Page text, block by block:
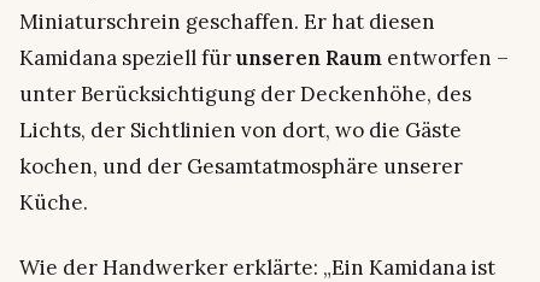
Miniaturschrein geschaffen. Er hat diesen
Kamidana speziell fürunseren Raum entworfen –
unter Berücksichtigung der Deckenhöhe, des
Lichts, der Sichtlinien von dort, wo die Gäste
kochen, und der Gesamtatmosphäre unserer
Küche.
Wie der Handwerker erklärte: „Ein Kamidana ist